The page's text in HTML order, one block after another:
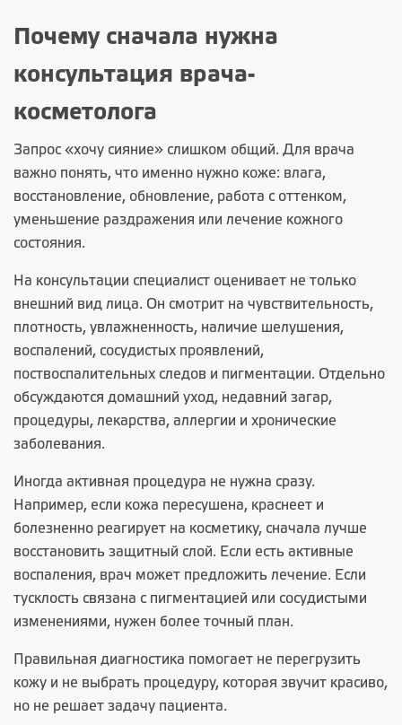
Почему сначала нужна
консультация врача-
косметолога
Запрос «хочу сияние» слишком общий. Для врача
важно понять, что именно нужно коже: влага,
восстановление, обновление, работа с оттенком,
уменьшение раздражения или лечение кожного
состояния.
На консультации специалист оценивает не только
внешний вид лица. Он смотрит на чувствительность,
плотность, увлажненность, наличие шелушения,
воспалений, сосудистых проявлений,
поствоспалительных следов и пигментации. Отдельно
обсуждаются домашний уход, недавний загар,
процедуры, лекарства, аллергии и хронические
заболевания.
Иногда активная процедура не нужна сразу.
Например, если кожа пересушена, краснеет и
болезненно реагирует на косметику, сначала лучше
восстановить защитный слой. Если есть активные
воспаления, врач может предложить лечение. Если
тусклость связана с пигментацией или сосудистыми
изменениями, нужен более точный план.
Правильная диагностика помогает не перегрузить
кожу и не выбрать процедуру, которая звучит красиво,
но не решает задачу пациента.